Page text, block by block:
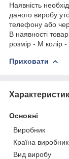
Наявність
даного виробу
телефону або
В наявності
розмір - M колір
Приховати
Основні
Виробник
Країна виробник
Вид виробу